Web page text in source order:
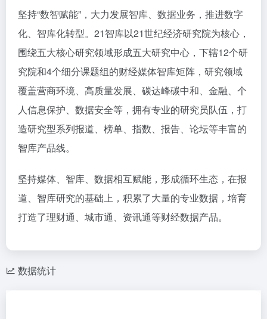
坚持“数智赋能”，大力发展智库、数据业务，推进数字
化、智库化转型。21智库以21世纪经济研究院为核心，
围绕五大核心研究领域形成五大研究中心，下辖12个研
究院和4个细分课题组的财经媒体智库矩阵，研究领域
覆盖营商环境、高质量发展、碳达峰碳中和、金融、个
人信息保护、数据安全等，拥有专业的研究员队伍，打
造研究型系列报道、榜单、指数、报告、论坛等丰富的
智库产品线。
坚持媒体、智库、数据相互赋能，形成循环生态，在报
道、智库研究的基础上，积累了大量的专业数据，培育
打造了理财通、城市通、资讯通等财经数据产品。
数据统计